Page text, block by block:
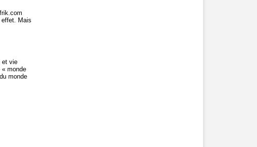
effet. Mais
et vie
« monde
monde